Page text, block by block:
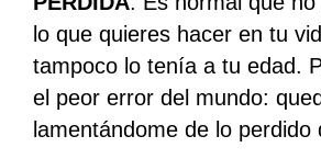
lo que quieres hacer en tu
tampoco lo tenía a tu edad.
el peor error del mundo:
lamentándome de lo perdido